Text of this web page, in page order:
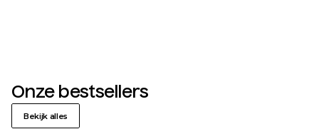
Onze bestsellers
Bekijk alles